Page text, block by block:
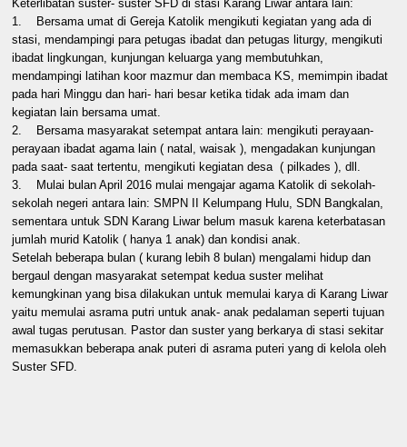
Keterlibatan suster- suster SFD di stasi Karang Liwar antara lain:
1. Bersama umat di Gereja Katolik mengikuti kegiatan yang ada di
stasi, mendampingi para petugas ibadat dan petugas liturgy, mengikuti
ibadat lingkungan, kunjungan keluarga yang membutuhkan,
mendampingi latihan koor mazmur dan membaca KS, memimpin ibadat
pada hari Minggu dan hari- hari besar ketika tidak ada imam dan
kegiatan lain bersama umat.
2. Bersama masyarakat setempat antara lain: mengikuti perayaan-
perayaan ibadat agama lain ( natal, waisak ), mengadakan kunjungan
pada saat- saat tertentu, mengikuti kegiatan desa ( pilkades ), dll.
3. Mulai bulan April 2016 mulai mengajar agama Katolik di sekolah-
sekolah negeri antara lain: SMPN II Kelumpang Hulu, SDN Bangkalan,
sementara untuk SDN Karang Liwar belum masuk karena keterbatasan
jumlah murid Katolik ( hanya 1 anak) dan kondisi anak.
Setelah beberapa bulan ( kurang lebih 8 bulan) mengalami hidup dan
bergaul dengan masyarakat setempat kedua suster melihat
kemungkinan yang bisa dilakukan untuk memulai karya di Karang Liwar
yaitu memulai asrama putri untuk anak- anak pedalaman seperti tujuan
awal tugas perutusan. Pastor dan suster yang berkarya di stasi sekitar
memasukkan beberapa anak puteri di asrama puteri yang di kelola oleh
Suster SFD.